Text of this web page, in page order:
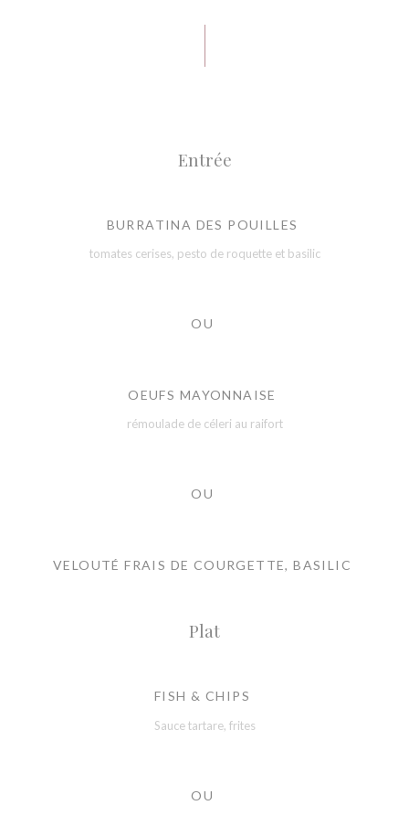
Entrée
BURRATINA DES POUILLES
tomates cerises, pesto de roquette et basilic
OU
OEUFS MAYONNAISE
rémoulade de céleri au raifort
OU
VELOUTÉ FRAIS DE COURGETTE, BASILIC
Plat
FISH & CHIPS
Sauce tartare, frites
OU